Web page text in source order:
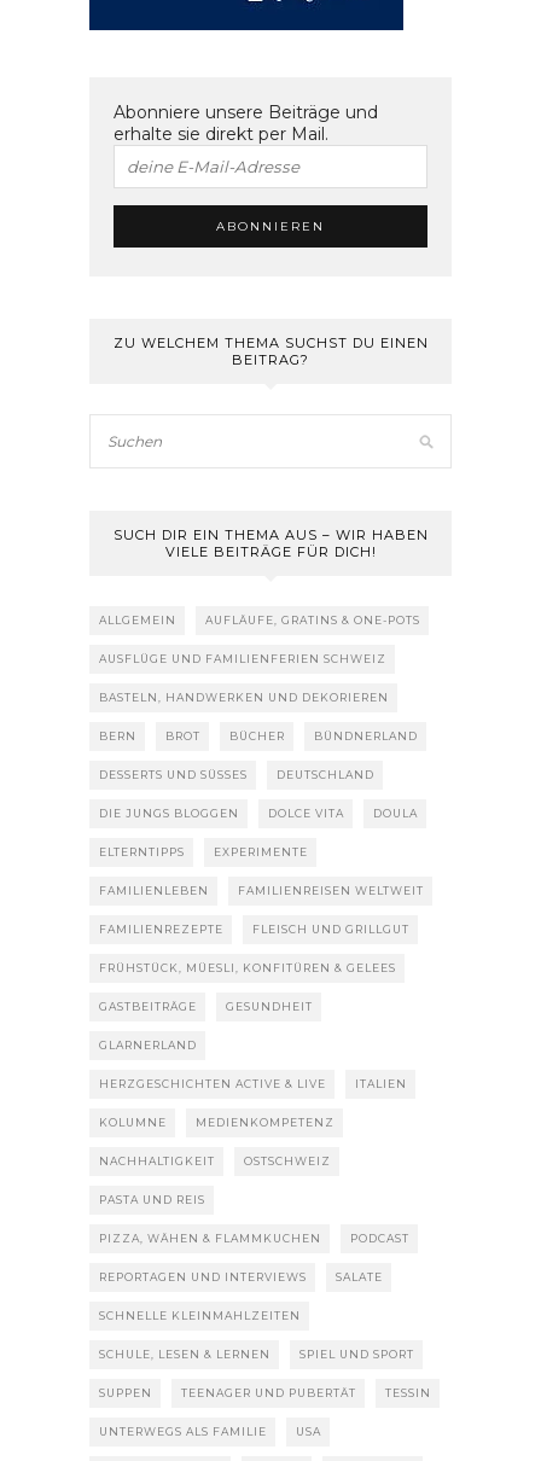
Abonniere unsere Beiträge und
erhalte sie direkt per Mail.
ZU WELCHEM THEMA SUCHST DU EINEN
BEITRAG?
SUCH DIR EIN THEMA AUS – WIR HABEN
VIELE BEITRÄGE FÜR DICH!
ALLGEMEIN AUFLÄUFE, GRATINS & ONE-POTS
AUSFLÜGE UND FAMILIENFERIEN SCHWEIZ
BASTELN, HANDWERKEN UND DEKORIEREN
BERN BROT BÜCHER BÜNDNERLAND
DESSERTS UND SÜSSES DEUTSCHLAND
DIE JUNGS BLOGGEN DOLCE VITA DOULA
ELTERNTIPPS EXPERIMENTE
FAMILIENLEBEN FAMILIENREISEN WELTWEIT
FAMILIENREZEPTE FLEISCH UND GRILLGUT
FRÜHSTÜCK, MÜESLI, KONFITÜREN & GELEES
GASTBEITRÄGE GESUNDHEIT
GLARNERLAND
HERZGESCHICHTEN ACTIVE & LIVE ITALIEN
KOLUMNE MEDIENKOMPETENZ
NACHHALTIGKEIT OSTSCHWEIZ
PASTA UND REIS
PIZZA, WÄHEN & FLAMMKUCHEN PODCAST
REPORTAGEN UND INTERVIEWS SALATE
SCHNELLE KLEINMAHLZEITEN
SCHULE, LESEN & LERNEN SPIEL UND SPORT
SUPPEN TEENAGER UND PUBERTÄT TESSIN
UNTERWEGS ALS FAMILIE USA